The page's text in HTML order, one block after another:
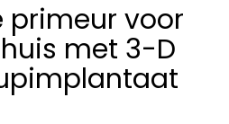
primeur voor
met 3-D